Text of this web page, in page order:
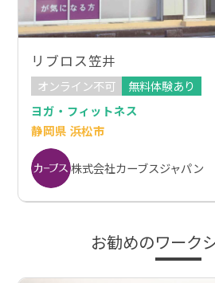
リブロス笠井
オンライン不可
無料体験あり
ヨガ・フィットネス
静岡県 浜松市
株式会社カーブスジャパン
お勧めのワーク